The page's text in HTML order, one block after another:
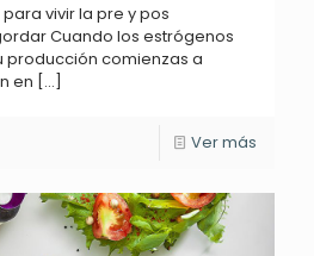
vivir la pre y pos
Cuando los estrógenos
producción comienzas a
en […]
Ver más